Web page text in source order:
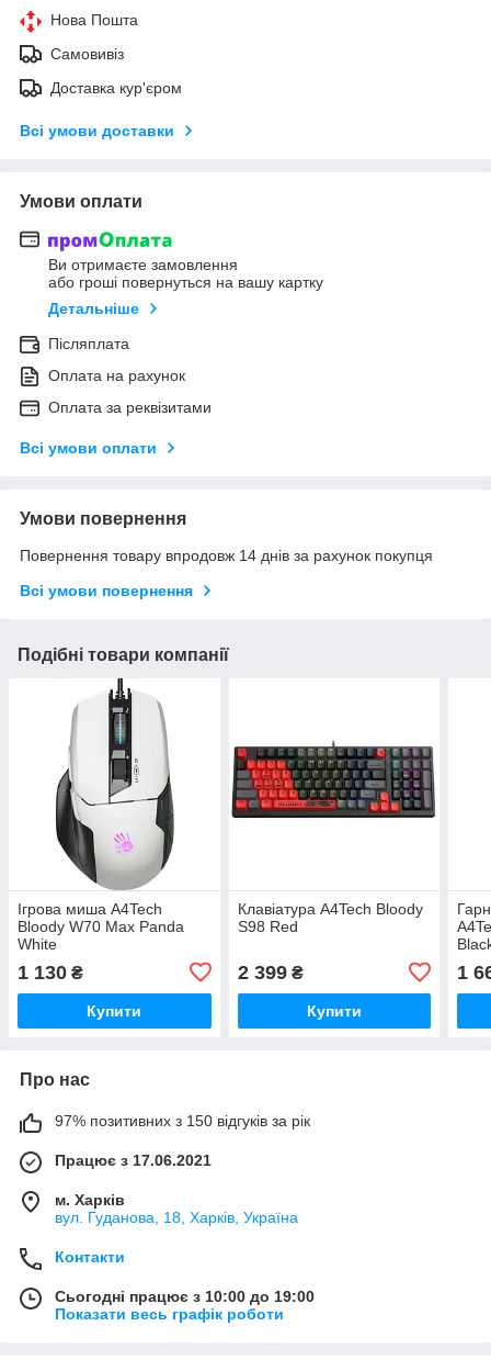
Нова Пошта
Самовивіз
Доставка кур'єром
Всі умови доставки
Умови оплати
Ви отримаєте замовлення
або гроші повернуться на вашу картку
Детальніше
Післяплата
Оплата на рахунок
Оплата за реквізитами
Всі умови оплати
Умови повернення
Повернення товару впродовж 14 днів за рахунок покупця
Всі умови повернення
Подібні товари компанії
Ігрова миша A4Tech
Bloody W70 Max Panda
White
1 130 ₴
Купити
Клавіатура A4Tech Bloody
S98 Red
2 399₴
Купити
1
Про нас
97% позитивних з 150 відгуків за рік
Працює з 17.06.2021
м. Харків
вул. Гуданова, 18, Харків, Україна
Контакти
Сьогодні працює з 10:00 до 19:00
Показати весь графік роботи